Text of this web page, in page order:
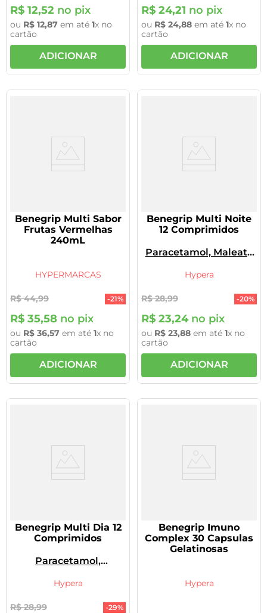
R$ 12,52 no pix
ou R$ 12,87 em até 1x no
cartão
ADICIONAR
R$ 24,21 no pix
ou R$ 24,88 em até 1x no
cartão
ADICIONAR
Benegrip Multi Sabor
Frutas Vermelhas
240mL
HYPERMARCAS
R$ 44,99 -21%
R$ 35,58 no pix
ou R$ 36,57 em até 1x no
cartão
ADICIONAR
Benegrip Multi Noite
12 Comprimidos
Paracetamol, Maleato
Cloridrato De
Hypera
R$ 28,99 -20%
R$ 23,24no pix
ou R$ 23,88 em até 1x no
cartão
ADICIONAR
Benegrip Multi Dia 12
Comprimidos
Paracetamol,
Fenilefrina
Hypera
R$ 28,99 -29%
Benegrip Imuno
Complex 30 Capsulas
Gelatinosas
Hypera